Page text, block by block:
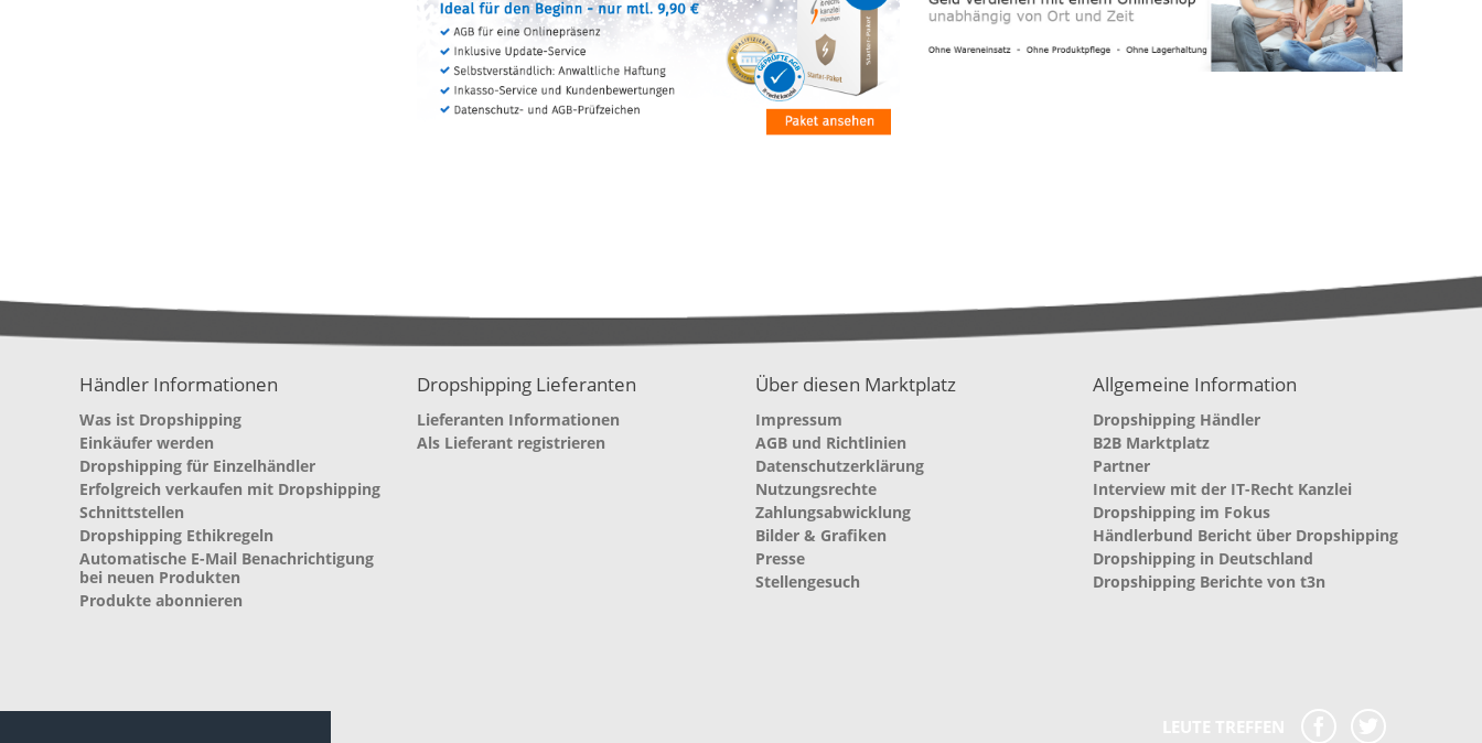
Händler Informationen
Was ist Dropshipping
Einkäufer werden
Dropshipping für Einzelhändler
Erfolgreich verkaufen mit Dropshipping
Schnittstellen
Dropshipping Ethikregeln
Automatische E-Mail Benachrichtigung
bei neuen Produkten
Produkte abonnieren
Dropshipping Lieferanten
Lieferanten Informationen
Als Lieferant registrieren
Über diesen Marktplatz
Impressum
AGB und Richtlinien
Datenschutzerklärung
Nutzungsrechte
Zahlungsabwicklung
Bilder & Grafiken
Presse
Stellengesuch
Allgemeine Information
Dropshipping Händler
B2B Marktplatz
Partner
Interview mit der IT-Recht Kanzlei
Dropshipping im Fokus
Händlerbund Bericht über Dropshipping
Dropshipping in Deutschland
Dropshipping Berichte von t3n